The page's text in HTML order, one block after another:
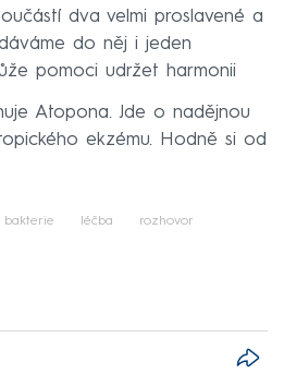
dva velmi proslavené a
do něj i jeden
pomoci udržet harmonii
Atopona. Jde o nadějnou
ekzému. Hodně si od
bakterie léčba rozhovor